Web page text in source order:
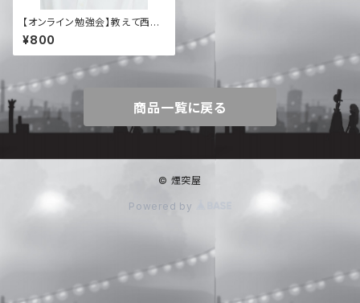
【オンライン勉強会】教えて西野
先生！本当に使えるNFT術(アー
カイブ)
¥800
商品一覧に戻る
© 煙突屋
Powered by